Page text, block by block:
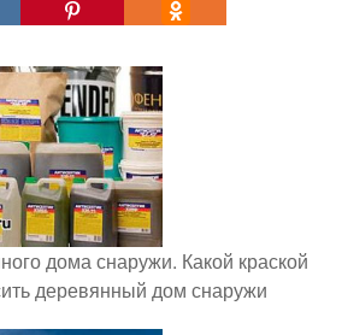
дома снаружи. Какой краской
деревянный дом снаружи